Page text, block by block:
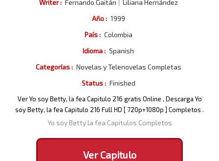
Writer : Fernando Gaitán
Liliana Hernández
Año : 1999
País : Colombia
Idioma : Spanish
Categorías : Novelas y Telenovelas Completas
Status : Finished
Ver Yo soy Betty, la fea Capitulo 216 gratis Online , Descarga Yo
soy Betty, la fea Capitulo 216 Full HD [ 720p+1080p ] Completos .
Yo soy Betty la fea Capitulos Completos
Ver Capitulo